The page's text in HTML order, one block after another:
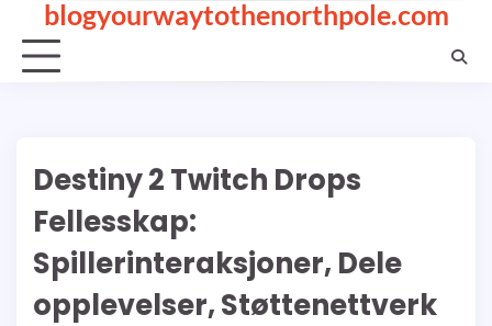
content
blogyourwaytothenorthpole.com
Destiny 2 Twitch Drops
Fellesskap:
Spillerinteraksjoner, Dele
opplevelser, Støttenettverk